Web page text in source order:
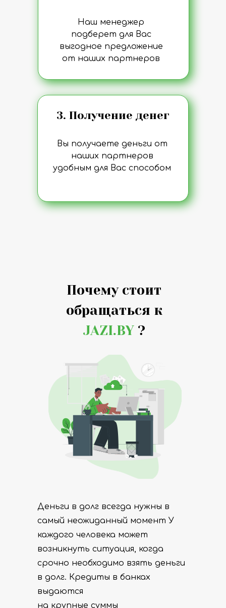
Наш менеджер
подберет для Вас
выгодное предложение
от наших партнеров
3. Получение денег
Вы получаете деньги от
наших партнеров
удобным для Вас способом
Почему стоит
обращаться к
JAZI.BY ?
Деньги в долг всегда нужны в
самый неожиданный момент У
каждого человека может
возникнуть ситуация, когда
срочно необходимо взять деньги
в долг. Кредиты в банках
выдаются
на крупные суммы